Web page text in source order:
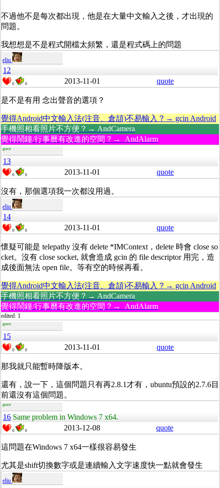
不過他不是每次都出現，他是在大量中文輸入之後，才出現的
問題。
我想想是不是程式開檔太頻繁，還是程式碼上的問題
eliu
12
0 0 2013-11-01 quote
是不是有用 念出聲音的選項？
覺得Android中文輸入法(注音、倉頡)不易輸入？→ gcin Android
手機照相看照片不方便？→ AndCamera
覺得鬧鐘/行事曆有改進的空間？→ AndAlarm
guest
13
0 0 2013-11-01 quote
沒有，那個選項我一次都沒用過。
eliu
14
0 0 2013-11-01 quote
懷疑可能是 telepathy 沒有 delete *IMContext，delete 時會 close so
cket。沒有 close socket, 就會造成 gcin 的 file descriptor 用完，造
成後面無法 open file。等有空的時候再看。
覺得Android中文輸入法(注音、倉頡)不易輸入？→ gcin Android
手機照相看照片不方便？→ AndCamera
覺得鬧鐘/行事曆有改進的空間？→ AndAlarm
edited: 1
guest
15
0 0 2013-11-01 quote
那我就只能暫時降版本。
還有，說一下，這個問題只有再2.8.1才有，ubuntu預設的2.7.6目
前還沒有這個問題。
guest
16 Same problem in Windows 7 x64.
0 0 2013-12-08 quote
這問題在Windows 7 x64一樣很容易發生
尤其是shift切換數字或是連續輸入文字速度快一點就會發生
eliu